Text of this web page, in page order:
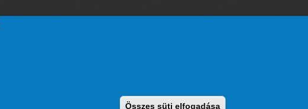
Összes süti elfogadása